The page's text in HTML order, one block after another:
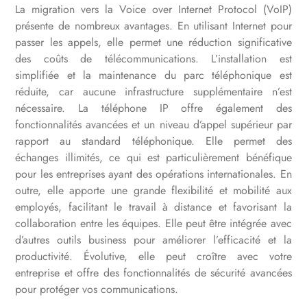
La migration vers la Voice over Internet Protocol (VoIP)
présente de nombreux avantages. En utilisant Internet pour
passer les appels, elle permet une réduction significative
des coûts de télécommunications. L’installation est
simplifiée et la maintenance du parc téléphonique est
réduite, car aucune infrastructure supplémentaire n’est
nécessaire. La téléphone IP offre également des
fonctionnalités avancées et un niveau d’appel supérieur par
rapport au standard téléphonique. Elle permet des
échanges illimités, ce qui est particulièrement bénéfique
pour les entreprises ayant des opérations internationales. En
outre, elle apporte une grande flexibilité et mobilité aux
employés, facilitant le travail à distance et favorisant la
collaboration entre les équipes. Elle peut être intégrée avec
d’autres outils business pour améliorer l’efficacité et la
productivité. Évolutive, elle peut croître avec votre
entreprise et offre des fonctionnalités de sécurité avancées
pour protéger vos communications.